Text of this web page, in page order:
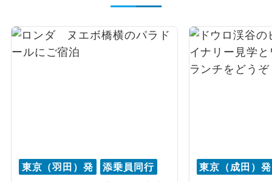
東京（羽田）発 添乗員同行 東京（成田）発